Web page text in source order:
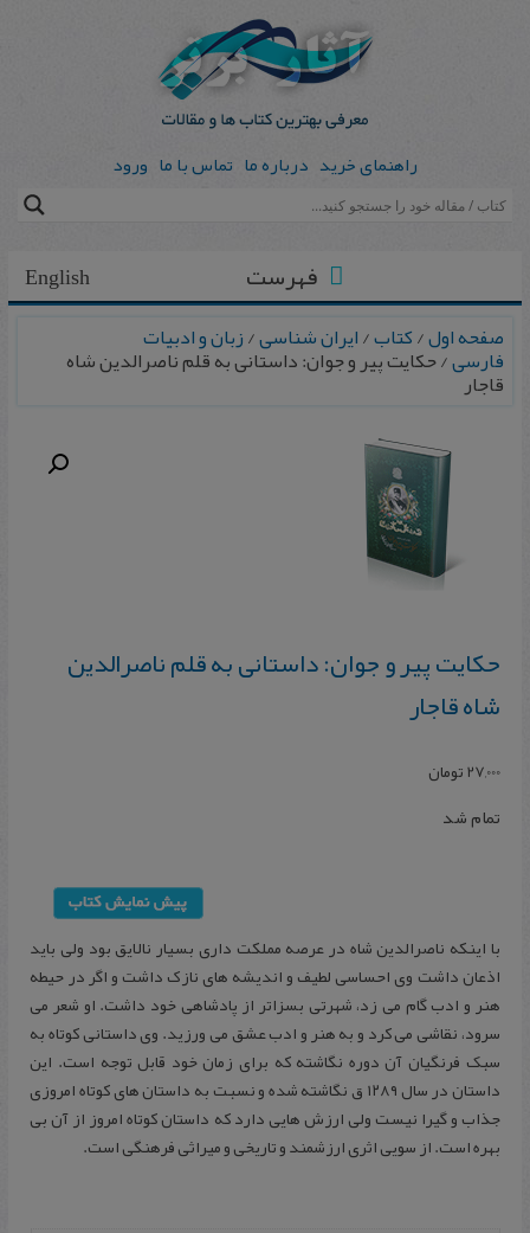
راهنمای خرید درباره ما تماس با ما ورود
English فهرست
صفحه اول/کتاب/ایران شناسی/زبان و ادبیات
فارسی/ حکایت‌ پیر و جوان‌: داستانی‌ به‌ قلم‌ ناصرالدین‌ شاه‌
قاجار
حکایت‌ پیر و جوان‌: داستانی‌ به‌ قلم‌ ناصرالدین‌
شاه‌ قاجار
27,000تومان
تمام شد
با اینکه ناصرالدین شاه در عرصه مملکت داری بسیار نالایق بود ولی باید
اذعان داشت وی احساسی لطیف و اندیشه های نازک داشت و اگر در حیطه
هنر و ادب گام می زد، شهرتی بسزاتر از پادشاهی خود داشت. او شعر می
سرود، نقاشی می کرد و به هنر و ادب عشق می ورزید. وی داستانی کوتاه به
سبک فرنگیان آن دوره نگاشته که برای زمان خود قابل توجه است. این
داستان در سال ۱۲۸۹ ق نگاشته شده و نسبت به داستان های کوتاه امروزی
جذاب و گیرا نیست ولی ارزش هایی دارد که داستان کوتاه امروز از آن بی
بهره است. از سویی اثری ارزشمند و تاریخی و میراثی فرهنگی است.